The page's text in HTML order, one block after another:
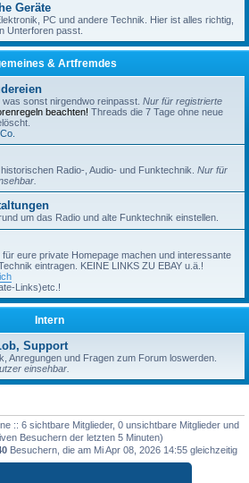
Geräte
PC und andere Technik. Hier ist alles richtig,
Unterforen passt.
& Artfremdes
sonst nirgendwo reinpasst. Nur für registrierte
beachten! Threads die 7 Tage ohne neue
Radio-, Audio- und Funktechnik. Nur für
um das Radio und alte Funktechnik einstellen.
eure private Homepage machen und interessante
eintragen. KEINE LINKS ZU EBAY u.ä.!
Links)etc.!
Intern
Support
Anregungen und Fragen zum Forum loswerden.
einsehbar.
:: 6 sichtbare Mitglieder, 0 unsichtbare Mitglieder und
Besuchern der letzten 5 Minuten)
Besuchern, die am Mi Apr 08, 2026 14:55 gleichzeitig